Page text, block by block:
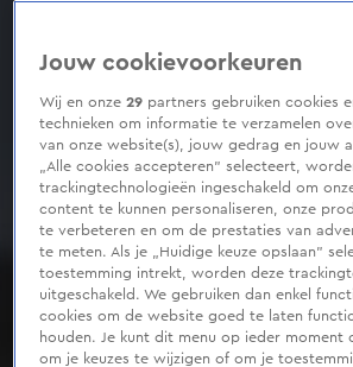
Jouw cookievoorkeuren
Wij en onze29 partners gebruiken cookies
technieken om informatie te verzamelen
van onze website(s), jouw gedrag en jouw
„Alle cookies accepteren” selecteert,
trackingtechnologieën ingeschakeld om
content te kunnen personaliseren, onze
te verbeteren en om de prestaties van
te meten. Als je „Huidige keuze opslaan”
toestemming intrekt, worden deze
uitgeschakeld. We gebruiken dan enkel
cookies om de website goed te laten
houden. Je kunt dit menu op ieder moment
om je keuzes te wijzigen of om je